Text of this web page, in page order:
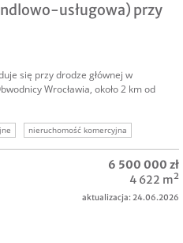
usługowa) przy
się przy drodze głównej w
Wrocławia, około 2 km od
nieruchomość komercyjna
6 500 000 zł
4 622 m²
aktualizacja: 24.06.2026